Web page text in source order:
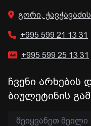
გორი,
+995 599 21 13 31
+995 599 25 13 31
ჩვენი არხების
ბიულეტინის